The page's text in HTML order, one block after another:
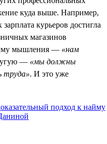
куда выше. Например,
курьеров достигла
магазинов
мышления — «нам
— «мы должны
труда». И это уже